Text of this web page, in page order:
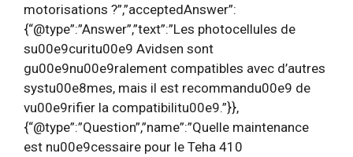
motorisations ?”,”acceptedAnswer”:
{“@type”:”Answer”,”text”:”Les photocellules de
su00e9curitu00e9 Avidsen sont
gu00e9nu00e9ralement compatibles avec d’autres
systu00e8mes, mais il est recommandu00e9 de
vu00e9rifier la compatibilitu00e9.”}},
{“@type”:”Question”,”name”:”Quelle maintenance
est nu00e9cessaire pour le Teha 410